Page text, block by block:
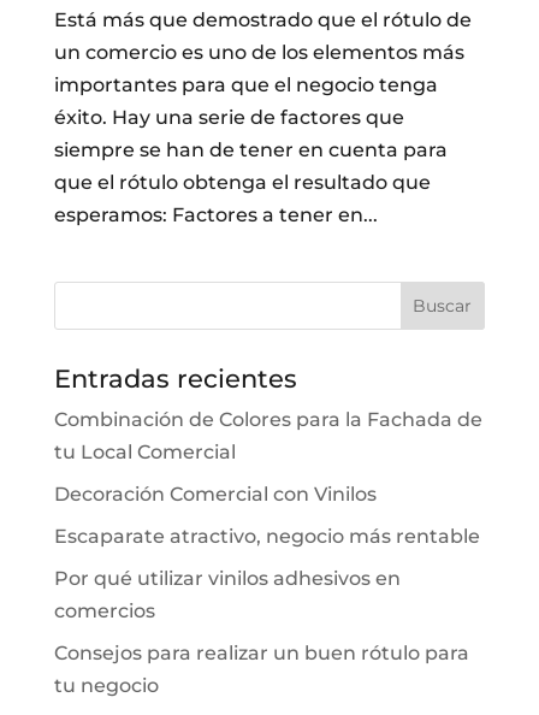
Está más que demostrado que el rótulo de
un comercio es uno de los elementos más
importantes para que el negocio tenga
éxito. Hay una serie de factores que
siempre se han de tener en cuenta para
que el rótulo obtenga el resultado que
esperamos: Factores a tener en...
Entradas recientes
Combinación de Colores para la Fachada de
tu Local Comercial
Decoración Comercial con Vinilos
Escaparate atractivo, negocio más rentable
Por qué utilizar vinilos adhesivos en
comercios
Consejos para realizar un buen rótulo para
tu negocio